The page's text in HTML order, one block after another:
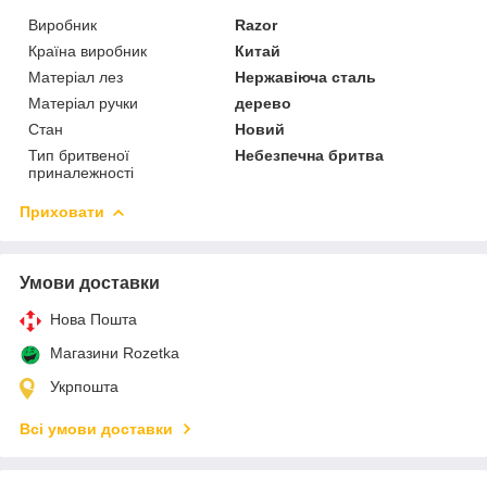
Виробник
Razor
Країна виробник
Китай
Матеріал лез
Нержавіюча сталь
Матеріал ручки
дерево
Стан
Новий
Тип бритвеної
приналежності
Небезпечна бритва
Приховати
Умови доставки
Нова Пошта
Магазини Rozetka
Укрпошта
Всі умови доставки